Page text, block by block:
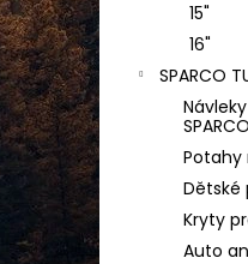
15"
16"
SPARCO
SPARCO
Potahy
Dětské
Kryty
Auto